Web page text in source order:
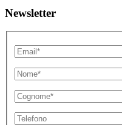
Newsletter